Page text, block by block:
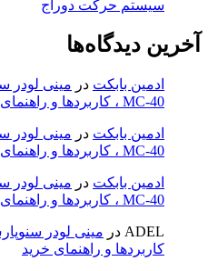
سیستم حرکت دوراج
آخرین دیدگاه‌ها
ادمین بابکت در
MC-40 ، کاربردها و راهنمای خرید
ادمین بابکت در
MC-40 ، کاربردها و راهنمای خرید
ادمین بابکت در
MC-40 ، کاربردها و راهنمای خرید
ADEL در
کاربردها و راهنمای خرید